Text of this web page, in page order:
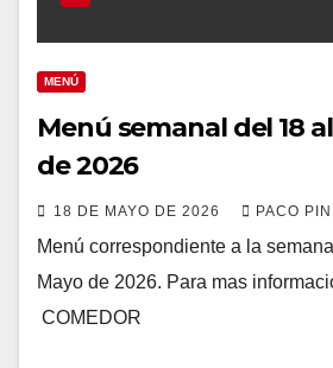
MENÚ
Menú semanal del 18
de 2026
18 DE MAYO DE 2026 PACO
Menú correspondiente a la
Mayo de 2026. Para mas
COMEDOR